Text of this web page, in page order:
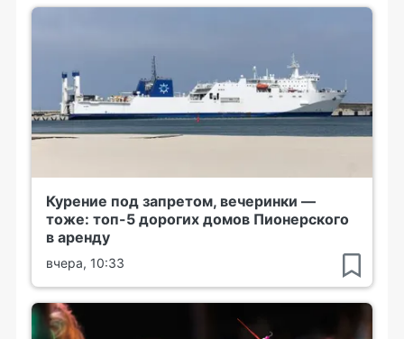
Курение под запретом, вечеринки —
тоже: топ-5 дорогих домов Пионерского
в аренду
вчера, 10:33